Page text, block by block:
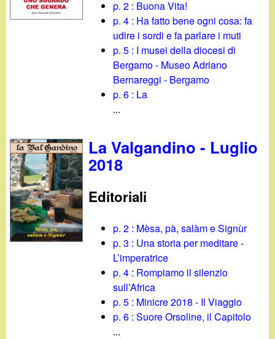
p. 2 : Buona Vita!
p. 4 : Ha fatto bene ogni cosa: fa
udire i sordi e fa parlare i muti
p. 5 : I musei della diocesi di
Bergamo - Museo Adriano
Bernareggi - Bergamo
p. 6 : La
...
La Valgandino - Luglio
2018
Editoriali
p. 2 : Mèsa, pà, salàm e Signùr
p. 3 : Una storia per meditare -
L’imperatrice
p. 4 : Rompiamo il silenzio
sull’Africa
p. 5 : Minicre 2018 - Il Viaggio
p. 6 : Suore Orsoline, il Capitolo
...